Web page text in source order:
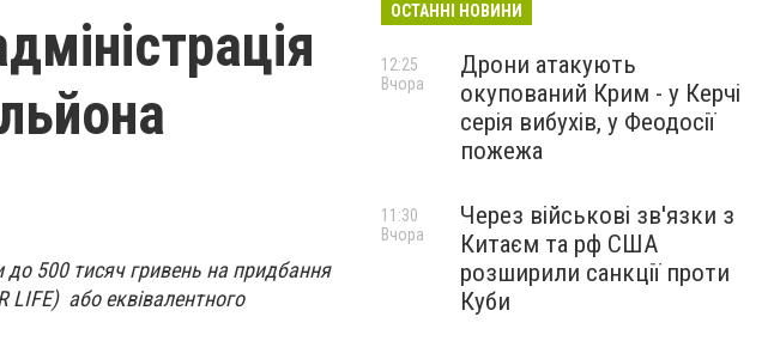
500 тисяч гривень на придбання
LIFE) або еквівалентного
ОСТАННІ НОВИНИ
Дрони атакують
окупований Крим - у Керчі
серія вибухів, у Феодосії
пожежа
12:25
Вчора
Через військові зв'язки з
Китаєм та рф США
розширили санкції проти
Куби
11:30
Вчора